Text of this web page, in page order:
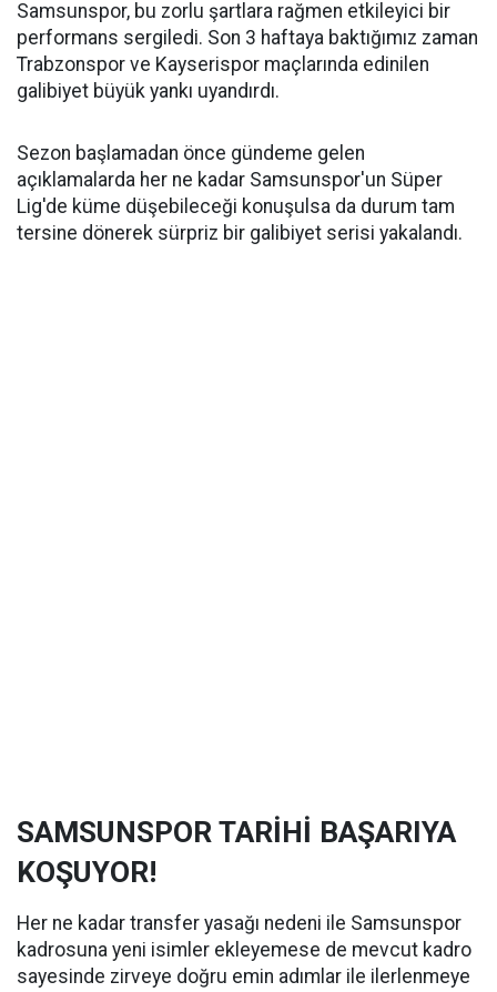
Samsunspor, bu zorlu şartlara rağmen etkileyici bir
performans sergiledi. Son 3 haftaya baktığımız zaman
Trabzonspor ve Kayserispor maçlarında edinilen
galibiyet büyük yankı uyandırdı.
Sezon başlamadan önce gündeme gelen
açıklamalarda her ne kadar Samsunspor'un Süper
Lig'de küme düşebileceği konuşulsa da durum tam
tersine dönerek sürpriz bir galibiyet serisi yakalandı.
SAMSUNSPOR TARİHİ BAŞARIYA
KOŞUYOR!
Her ne kadar transfer yasağı nedeni ile Samsunspor
kadrosuna yeni isimler ekleyemese de mevcut kadro
sayesinde zirveye doğru emin adımlar ile ilerlenmeye